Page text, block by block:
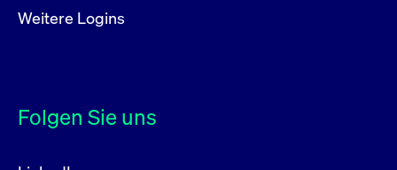
Weitere Logins
Folgen Sie uns